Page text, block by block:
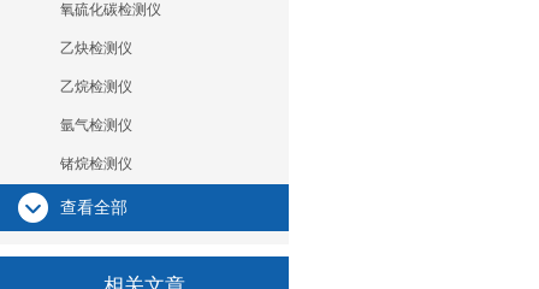
氧硫化碳检测仪
乙炔检测仪
乙烷检测仪
氩气检测仪
锗烷检测仪
查看全部